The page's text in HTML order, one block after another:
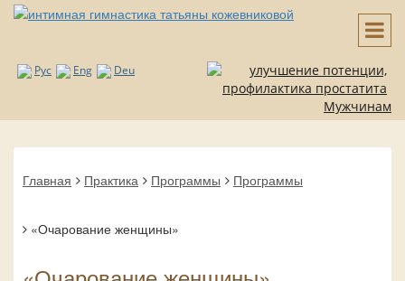
Рус Eng Deu
Мужчинам
Главная Практика Программы Программы
«Очарование женщины»